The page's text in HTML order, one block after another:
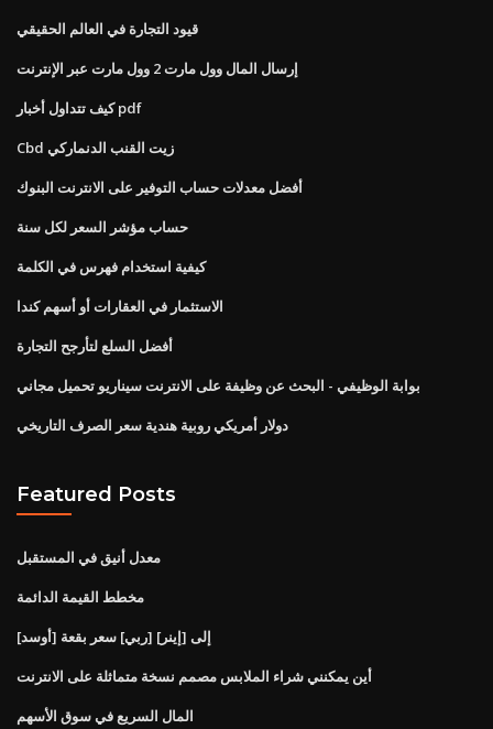
قيود التجارة في العالم الحقيقي
إرسال المال وول مارت 2 وول مارت عبر الإنترنت
كيف تتداول أخبار pdf
Cbd زيت القنب الدنماركي
أفضل معدلات حساب التوفير على الانترنت البنوك
حساب مؤشر السعر لكل سنة
كيفية استخدام فهرس في الكلمة
الاستثمار في العقارات أو أسهم كندا
أفضل السلع لتأرجح التجارة
بوابة الوظيفي - البحث عن وظيفة على الانترنت سيناريو تحميل مجاني
دولار أمريكي روبية هندية سعر الصرف التاريخي
Featured Posts
معدل أنيق في المستقبل
مخطط القيمة الدائمة
[أوسد] إلى [إينر] [ربي] سعر بقعة
أين يمكنني شراء الملابس مصمم نسخة متماثلة على الانترنت
المال السريع في سوق الأسهم